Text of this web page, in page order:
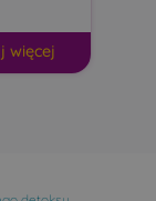
więcej